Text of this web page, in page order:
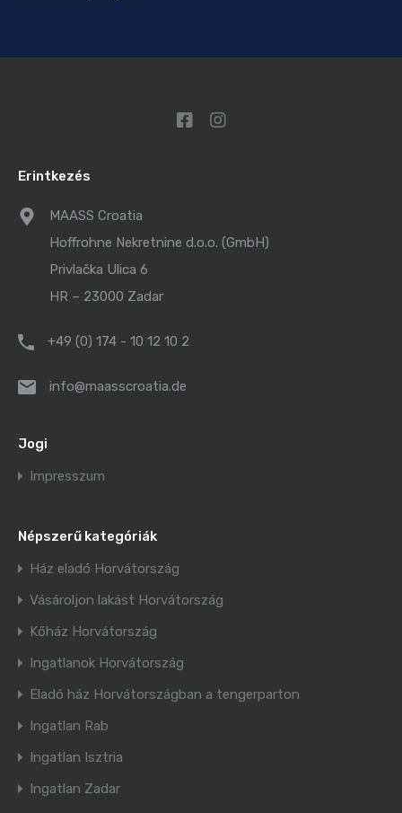
Erintkezés
MAASS Croatia
Hoffrohne Nekretnine d.o.o. (GmbH)
Privlačka Ulica 6
HR – 23000 Zadar
+49 (0) 174 - 10 12 10 2
info@maasscroatia.de
Jogi
Impresszum
Népszerű kategóriák
Ház eladó Horvátország
Vásároljon lakást Horvátország
Kőház Horvátország
Ingatlanok Horvátország
Eladó ház Horvátországban a tengerparton
Ingatlan Rab
Ingatlan Isztria
Ingatlan Zadar